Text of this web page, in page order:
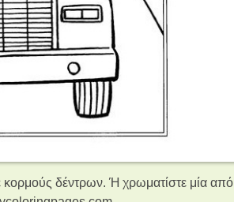
δέντρων. Ή χρωματίστε μία από